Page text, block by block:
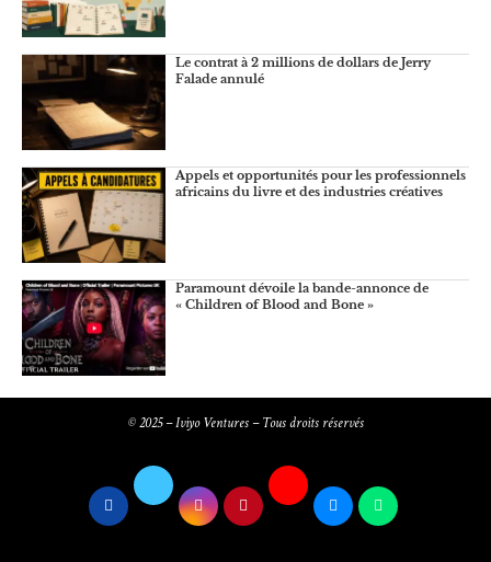
Le contrat à 2 millions de dollars de Jerry
Falade annulé
Appels et opportunités pour les professionnels
africains du livre et des industries créatives
Paramount dévoile la bande-annonce de
« Children of Blood and Bone »
© 2025 – Iviyo Ventures – Tous droits réservés